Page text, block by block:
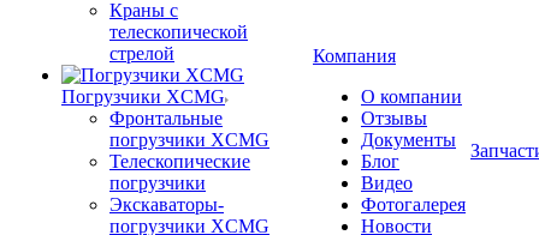
Краны с
телескопической
стрелой
Погрузчики XCMG
Фронтальные
погрузчики XCMG
Телескопические
погрузчики
Экскаваторы-
погрузчики XCMG
Компания
О компании
Отзывы
Документы
Блог
Видео
Фотогалерея
Новости